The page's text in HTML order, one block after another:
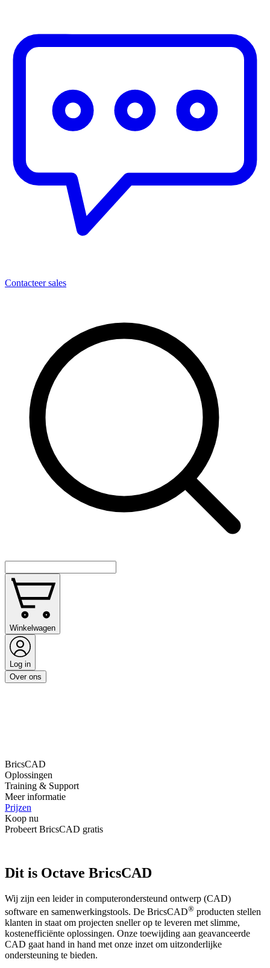
Contacteer sales
Winkelwagen
Log in
Over ons
BricsCAD
Oplossingen
Training & Support
Meer informatie
Prijzen
Koop nu
Probeert BricsCAD gratis
Dit is Octave BricsCAD
Wij zijn een leider in computerondersteund ontwerp (CAD)
software en samenwerkingstools. De BricsCAD® producten stellen
klanten in staat om projecten sneller op te leveren met slimme,
kostenefficiënte oplossingen. Onze toewijding aan geavanceerde
CAD gaat hand in hand met onze inzet om uitzonderlijke
ondersteuning te bieden.